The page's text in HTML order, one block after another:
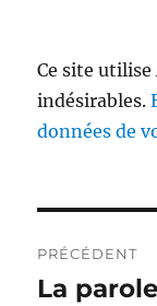
Ce site
indésirables.
données de
de
PRÉCÉDENT
Publication
La